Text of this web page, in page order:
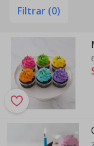
Filtrar (0)